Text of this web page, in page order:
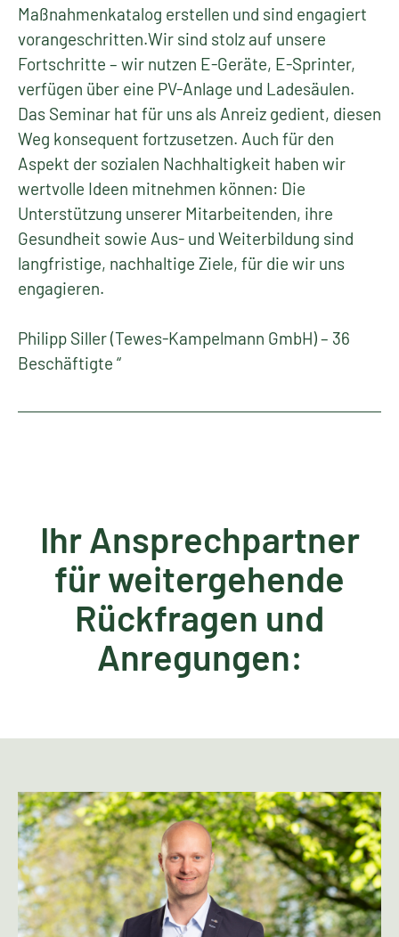
Maßnahmenkatalog erstellen und sind engagiert
vorangeschritten.Wir sind stolz auf unsere
Fortschritte – wir nutzen E-Geräte, E-Sprinter,
verfügen über eine PV-Anlage und Ladesäulen.
Das Seminar hat für uns als Anreiz gedient, diesen
Weg konsequent fortzusetzen. Auch für den
Aspekt der sozialen Nachhaltigkeit haben wir
wertvolle Ideen mitnehmen können: Die
Unterstützung unserer Mitarbeitenden, ihre
Gesundheit sowie Aus- und Weiterbildung sind
langfristige, nachhaltige Ziele, für die wir uns
engagieren.
Philipp Siller (Tewes-Kampelmann GmbH) – 36
Beschäftigte “
Ihr Ansprechpartner
für weitergehende
Rückfragen und
Anregungen: